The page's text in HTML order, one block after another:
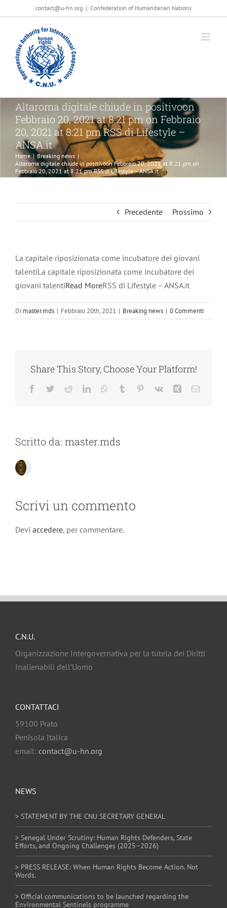
al
contenuto
contact@u-hn.org | Confederation of Humanitarian Nations
Altaroma digitale chiude in positivoon
Febbraio 20, 2021 at 8:21 pm on Febbraio
20, 2021 at 8:21 pm RSS di Lifestyle –
ANSA.it
Home | Breaking news |
Altaroma digitale chiude in positivoon Febbraio 20, 2021 at 8:21 pm on
Febbraio 20, 2021 at 8:21 pm RSS di Lifestyle – ANSA.it
Precedente Prossimo
La capitale riposizionata come incubatore dei giovani
talentiLa capitale riposizionata come incubatore dei
giovani talentiRead MoreRSS di Lifestyle – ANSA.it
Di master.mds | Febbraio 20th, 2021 | Breaking news | 0 Commenti
Share This Story, Choose Your Platform!
Facebook
TwitterRedditLinkedInWhatsApp
Tumblr Pinterest
Vk Xing Email
Scritto da: master.mds
Scrivi un commento
Devi accedere, per commentare.
C.N.U.
Organizzazione Intergovernativa per la tutela dei Diritti
Inalienabili dell’Uomo
NEWS
> STATEMENT BY THE CNU SECRETARY GENERAL
> Senegal Under Scrutiny: Human Rights Defenders, State
Efforts, and Ongoing Challenges (2025–2026)
> PRESS RELEASE: When Human Rights Become Action. Not
Words.
> Official communications to be launched regarding the
Environmental Sentinels programme
CONTATTACI
59100 Prato
Penisola Italica
email: contact@u-hn.org